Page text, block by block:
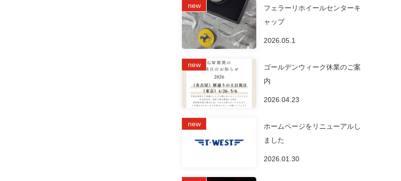
フェラーリホイールセンターキ
ャップ
2026.05.1
ゴールデンウィーク休業のご案
内
2026.04.23
ホームページをリニューアルし
ました
2026.01.30